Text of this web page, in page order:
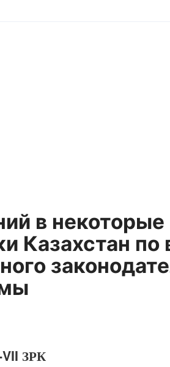
в некоторые
Казахстан по
VII ЗРК